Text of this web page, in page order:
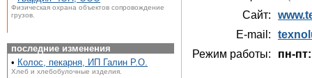
Физическая охрана объектов сопровождение
грузов.
последние изменения
• Колос, пекарня, ИП Галин Р.О.
Хлеб и хлебобулочные изделия.
Сайт:
E-mail:
Режим работы:
пн-